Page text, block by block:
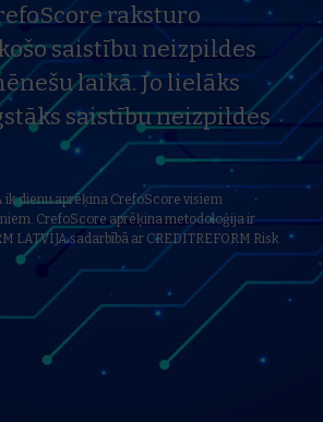
raksturo
saistību neizpildes
laikā. Jo lielāks
saistību neizpildes
ik dienu aprēķina CrefoScore visiem
CrefoScore aprēķina metodoloģija ir
LATVIJA sadarbībā ar CREDITREFORM Risk